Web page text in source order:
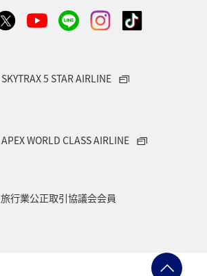
SKYTRAX 5 STAR AIRLINE
APEX WORLD CLASS AIRLINE
旅行業公正取引協議会会員